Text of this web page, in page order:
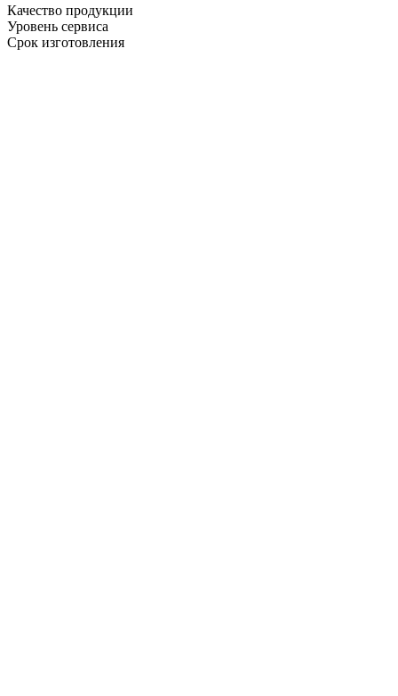
Качество продукции
Уровень сервиса
Срок изготовления